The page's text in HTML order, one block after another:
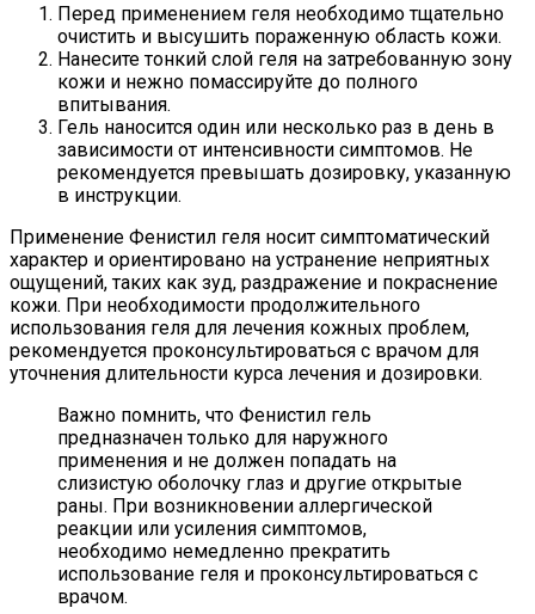
Перед применением геля необходимо тщательно
очистить и высушить пораженную область кожи.
Нанесите тонкий слой геля на затребованную зону
кожи и нежно помассируйте до полного
впитывания.
Гель наносится один или несколько раз в день в
зависимости от интенсивности симптомов. Не
рекомендуется превышать дозировку, указанную
в инструкции.
Применение Фенистил геля носит симптоматический
характер и ориентировано на устранение неприятных
ощущений, таких как зуд, раздражение и покраснение
кожи. При необходимости продолжительного
использования геля для лечения кожных проблем,
рекомендуется проконсультироваться с врачом для
уточнения длительности курса лечения и дозировки.
Важно помнить, что Фенистил гель
предназначен только для наружного
применения и не должен попадать на
слизистую оболочку глаз и другие открытые
раны. При возникновении аллергической
реакции или усиления симптомов,
необходимо немедленно прекратить
использование геля и проконсультироваться с
врачом.